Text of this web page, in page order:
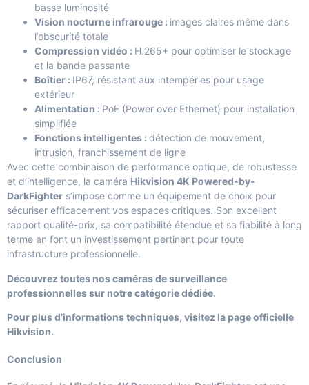
basse luminosité
Vision nocturne infrarouge : images claires même dans
l’obscurité totale
Compression vidéo : H.265+ pour optimiser le stockage
et la bande passante
Boîtier : IP67, résistant aux intempéries pour usage
extérieur
Alimentation : PoE (Power over Ethernet) pour installation
simplifiée
Fonctions intelligentes : détection de mouvement,
intrusion, franchissement de ligne
Avec cette combinaison de performance optique, de robustesse
et d’intelligence, la caméra Hikvision 4K Powered-by-
DarkFighter s’impose comme un équipement de choix pour
sécuriser efficacement vos espaces critiques. Son excellent
rapport qualité-prix, sa compatibilité étendue et sa fiabilité à long
terme en font un investissement pertinent pour toute
infrastructure professionnelle.
Découvrez toutes nos caméras de surveillance
professionnelles sur notre catégorie dédiée.
Pour plus d’informations techniques, visitez la page officielle
Hikvision.
Conclusion